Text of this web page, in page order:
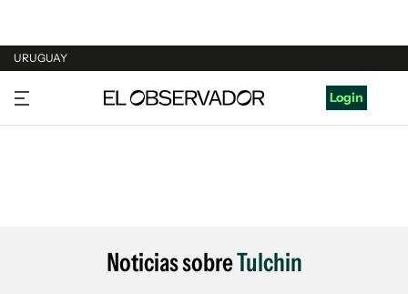
URUGUAY
URUGUAY
ARGENTINA
Login
Noticias sobreTulchin